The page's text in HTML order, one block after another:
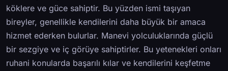
köklere ve güce sahiptir. Bu yüzden ismi taşıyan
bireyler, genellikle kendilerini daha büyük bir amaca
hizmet ederken bulurlar. Manevi yolculuklarında güçlü
bir sezgiye ve iç görüye sahiptirler. Bu yetenekleri onları
ruhani konularda başarılı kılar ve kendilerini keşfetme